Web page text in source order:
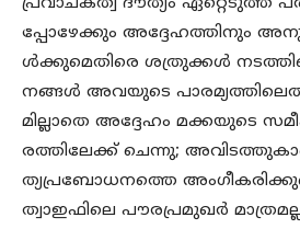
പ്രവാചകത്വ ദൗത്യം ഏറ്റെടുത്ത്
പ്പോഴേക്കും അദ്ദേഹത്തിനും
ള്‍ക്കുമെതിരെ ശത്രുക്കള്‍
നങ്ങള്‍ അവയുടെ
മില്ലാതെ അദ്ദേഹം മക്കയുടെ
രത്തിലേക്ക് ചെന്നു;
ത്യപ്രബോധനത്തെ
ത്വാഇഫിലെ പൗരപ്രമുഖര്‍